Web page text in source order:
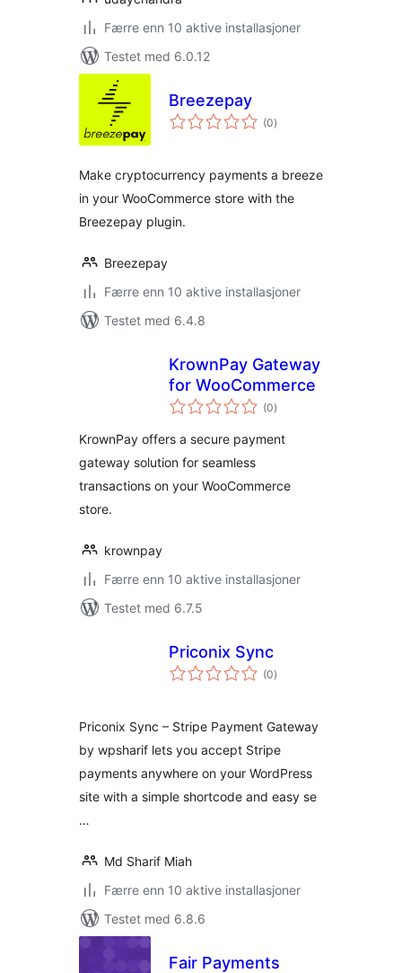
Færre enn 10 aktive installasjoner
Testet med 6.0.12
Breezepay
(0totale
vurderinger
)
Make cryptocurrency payments a breeze
in your WooCommerce store with the
Breezepay plugin.
Breezepay
Færre enn 10 aktive installasjoner
Testet med 6.4.8
KrownPay Gateway
for WooCommerce
(0totale
vurderinger
)
KrownPay offers a secure payment
gateway solution for seamless
transactions on your WooCommerce
store.
krownpay
Færre enn 10 aktive installasjoner
Testet med 6.7.5
Priconix Sync
(0totale
vurderinger
)
Priconix Sync – Stripe Payment Gateway
by wpsharif lets you accept Stripe
payments anywhere on your WordPress
site with a simple shortcode and easy se
…
Md Sharif Miah
Færre enn 10 aktive installasjoner
Testet med 6.8.6
Fair Payments